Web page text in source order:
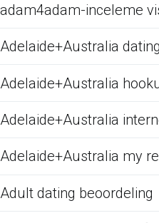
adam4adam-inceleme
Adelaide+Australia dating
Adelaide+Australia
Adelaide+Australia
Adelaide+Australia my
Adult dating beoordeling